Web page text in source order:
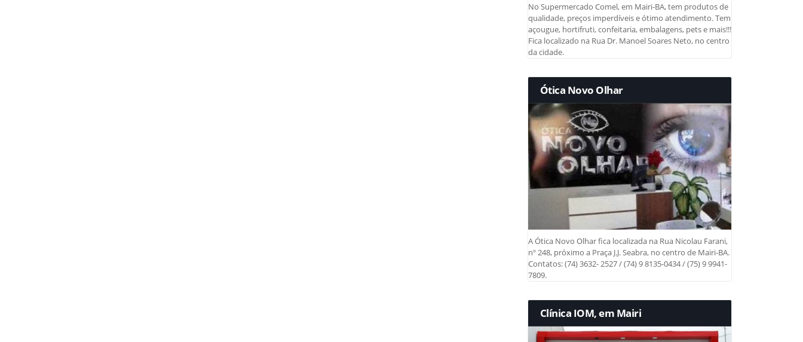
No Supermercado Comel, em Mairi-BA, tem produtos de
qualidade, preços imperdíveis e ótimo atendimento. Tem
açougue, hortifruti, confeitaria, embalagens, pets e mais!!!
Fica localizado na Rua Dr. Manoel Soares Neto, no centro
da cidade.
Ótica Novo Olhar
A Ótica Novo Olhar fica localizada na Rua Nicolau Farani,
nº 248, próximo a Praça J.J. Seabra, no centro de Mairi-BA.
Contatos: (74) 3632- 2527 / (74) 9 8135-0434 / (75) 9 9941-
7809.
Clínica IOM, em Mairi